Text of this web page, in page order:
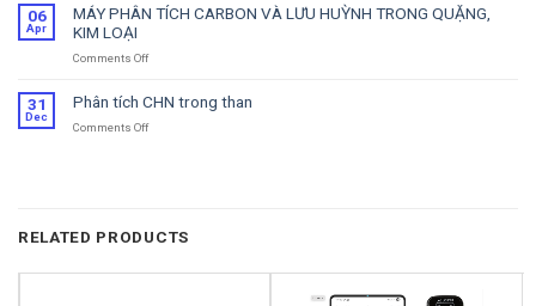
tích
nguyên
Nito
Carbon
06
Apr
MÁY PHÂN TÍCH CARBON VÀ LƯU HUỲNH TRONG QUẶNG,
KIM LOẠI
Comments Offon
TÍCH
KIM
31
Dec
Phân tích CHN trong than
Comments Offon
RELATED PRODUCTS